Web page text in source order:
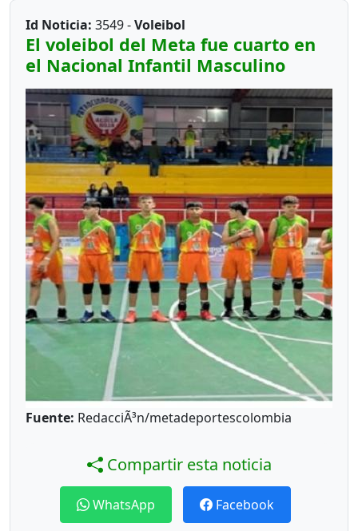
Id Noticia: 3549 -Voleibol
El voleibol del Meta fue cuarto en
el Nacional Infantil Masculino
Fuente: RedacciÃ³n/metadeportescolombia
Compartir esta noticia
WhatsApp Facebook